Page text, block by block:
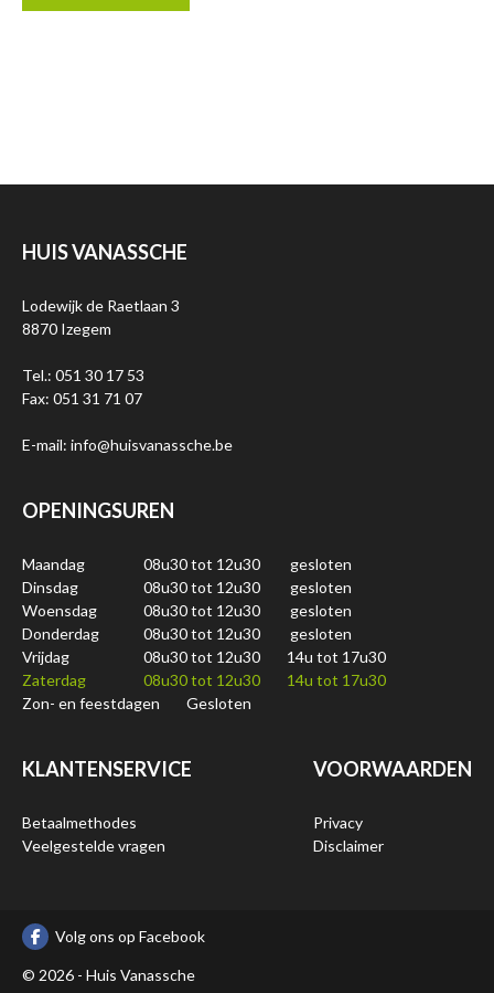
HUIS VANASSCHE
Lodewijk de Raetlaan 3
8870 Izegem
Tel.: 051 30 17 53
Fax: 051 31 71 07
E-mail: info@huisvanassche.be
OPENINGSUREN
Maandag 08u30 tot 12u30
gesloten
Dinsdag
08u30 tot 12u30
gesloten
Woensdag
08u30 tot 12u30
gesloten
Donderdag
08u30 tot 12u30
gesloten
Vrijdag
08u30 tot 12u30
14u tot 17u30
Zaterdag
08u30 tot 12u30
14u tot 17u30
Zon- en feestdagen
Gesloten
KLANTENSERVICE
Betaalmethodes
Veelgestelde vragen
VOORWAARDEN
Privacy
Disclaimer
Volg ons op Facebook
© 2026 - Huis Vanassche